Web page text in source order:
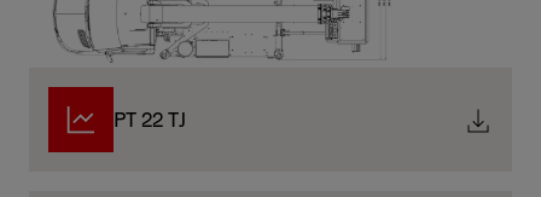
PT 22 TJ